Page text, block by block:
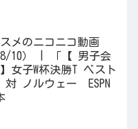
メのニコニコ動画
10） | 「【 男子会
女子W杯決勝T ベスト
ノルウェー ESPN